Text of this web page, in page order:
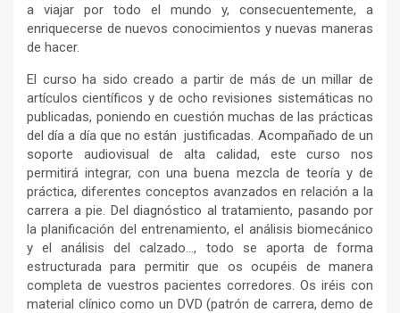
a viajar por todo el mundo y, consecuentemente, a
enriquecerse de nuevos conocimientos y nuevas maneras
de hacer.
El curso ha sido creado a partir de más de un millar de
artículos científicos y de ocho revisiones sistemáticas no
publicadas, poniendo en cuestión muchas de las prácticas
del día a día que no están justificadas. Acompañado de un
soporte audiovisual de alta calidad, este curso nos
permitirá integrar, con una buena mezcla de teoría y de
práctica, diferentes conceptos avanzados en relación a la
carrera a pie. Del diagnóstico al tratamiento, pasando por
la planificación del entrenamiento, el análisis biomecánico
y el análisis del calzado…, todo se aporta de forma
estructurada para permitir que os ocupéis de manera
completa de vuestros pacientes corredores. Os iréis con
material clínico como un DVD (patrón de carrera, demo de